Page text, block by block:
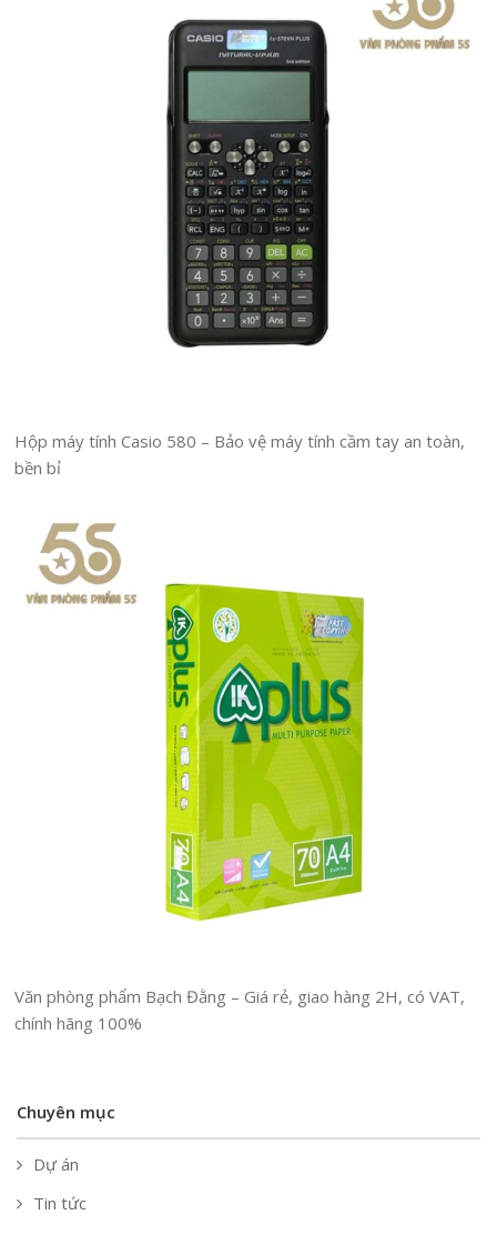
Hộp máy tính Casio 580 – Bảo vệ máy tính cầm tay an toàn,
bền bỉ
Văn phòng phẩm Bạch Đằng – Giá rẻ, giao hàng 2H, có VAT,
chính hãng 100%
Chuyên mục
Dự án
Tin tức